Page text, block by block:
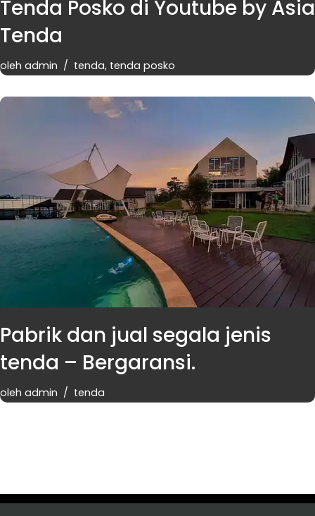
Tenda Posko di Youtube by Asia
Tenda
oleh admin tenda, tenda posko
Pabrik dan jual segala jenis
tenda – Bergaransi.
oleh admin tenda